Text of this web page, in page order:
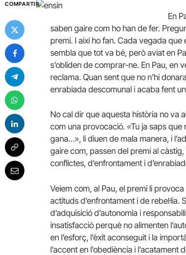
COMPARTIR
En
saben gaire com ho han de fer.
premi. I així ho fan. Cada vegada que
sembla que tot va bé, però aviat en
s’obliden de comprar-ne. En Pau, en
reclama. Quan sent que no n’hi
enrabiada descomunal i acaba fent
No cal dir que aquesta història no va
com una provocació. «Tu ja saps que
gana…», li diuen de mala manera, i
gaire com, passen del premi al
conflictes, d’enfrontament i
Veiem com, al Pau, el premi li
actituds d’enfrontament i de
d’adquisició d’autonomia i
insatisfacció perquè no alimenten
en l’esforç, l’èxit aconseguit i la
l’accent en l’obediència i